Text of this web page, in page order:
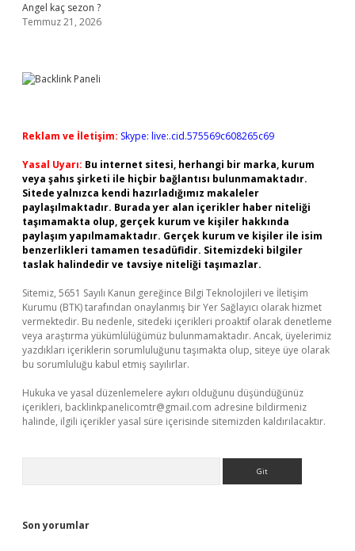
Angel kaç sezon ?
Temmuz 21, 2026
Reklam ve İletişim: Skype: live:.cid.575569c608265c69
Yasal Uyarı: Bu internet sitesi, herhangi bir marka, kurum
veya şahıs şirketi ile hiçbir bağlantısı bulunmamaktadır.
Sitede yalnızca kendi hazırladığımız makaleler
paylaşılmaktadır. Burada yer alan içerikler haber niteliği
taşımamakta olup, gerçek kurum ve kişiler hakkında
paylaşım yapılmamaktadır. Gerçek kurum ve kişiler ile isim
benzerlikleri tamamen tesadüfidir. Sitemizdeki bilgiler
taslak halindedir ve tavsiye niteliği taşımazlar.
Sitemiz, 5651 Sayılı Kanun gereğince Bilgi Teknolojileri ve İletişim
Kurumu (BTK) tarafından onaylanmış bir Yer Sağlayıcı olarak hizmet
vermektedir. Bu nedenle, sitedeki içerikleri proaktif olarak denetleme
veya araştırma yükümlülüğümüz bulunmamaktadır. Ancak, üyelerimiz
yazdıkları içeriklerin sorumluluğunu taşımakta olup, siteye üye olarak
bu sorumluluğu kabul etmiş sayılırlar.
Hukuka ve yasal düzenlemelere aykırı olduğunu düşündüğünüz
içerikleri, backlinkpanelicomtr@gmail.com adresine bildirmeniz
halinde, ilgili içerikler yasal süre içerisinde sitemizden kaldırılacaktır.
Son yorumlar